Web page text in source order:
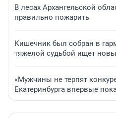
В лесах Архангельской
правильно пожарить
Кишечник был собран в
тяжелой судьбой ищет
«Мужчины не терпят
Екатеринбурга впервые